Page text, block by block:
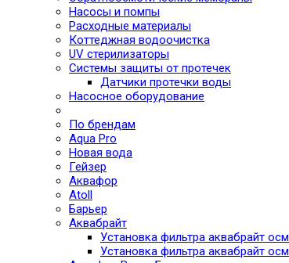
Насосы и помпы
Расходные материалы
Коттеджная водоочистка
UV стерилизаторы
Системы защиты от протечек
Датчики протечки воды
Насосное оборудование
По брендам
Aqua Pro
Новая вода
Гейзер
Аквафор
Atoll
Барьер
Аквабрайт
Установка фильтра аквабрайт
Установка фильтра аквабрайт